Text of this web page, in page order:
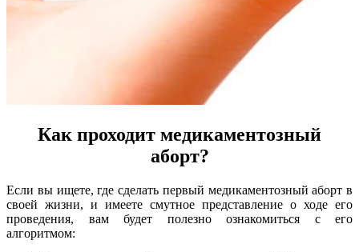
Как проходит медикаментозный
аборт?
Если вы ищете, где сделать первый медикаментозный аборт в
своей жизни, и имеете смутное представление о ходе его
проведения, вам будет полезно ознакомиться с его
алгоритмом: